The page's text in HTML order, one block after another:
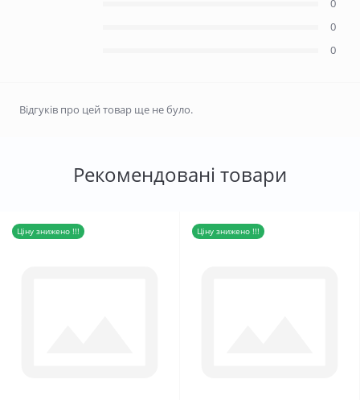
0
0
0
Відгуків про цей товар ще не було.
Рекомендовані товари
Ціну знижено !!! Ціну знижено !!!